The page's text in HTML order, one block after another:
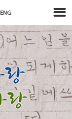
ENG